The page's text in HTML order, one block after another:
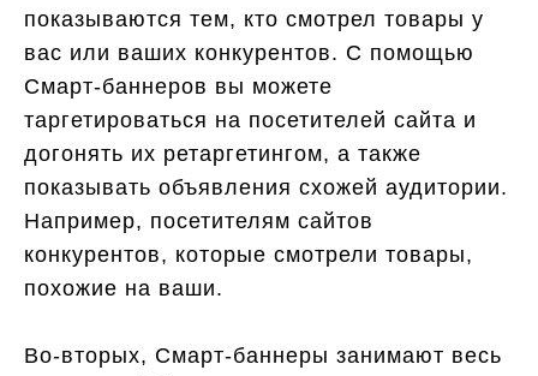
показываются тем, кто смотрел товары у
вас или ваших конкурентов. С помощью
Смарт-баннеров вы можете
таргетироваться на посетителей сайта и
догонять их ретаргетингом, а также
показывать объявления схожей аудитории.
Например, посетителям сайтов
конкурентов, которые смотрели товары,
похожие на ваши.
Во-вторых, Смарт-баннеры занимают весь